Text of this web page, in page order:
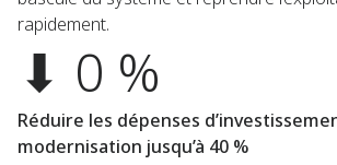
rapidement.
⬇ 0 %
Réduire les dépenses
modernisation jusqu’à 40 %